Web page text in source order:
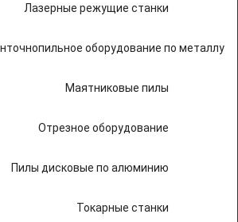
Лазерные режущие станки
оборудование по металлу
Маятниковые пилы
Отрезное оборудование
Пилы дисковые по алюминию
Токарные станки